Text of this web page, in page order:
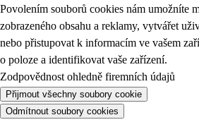
Povolením souborů cookies nám umožníte
zobrazeného obsahu a reklamy, vytvářet
nebo přistupovat k informacím ve vašem
o poloze a identifikovat vaše zařízení.
Zodpovědnost ohledně firemních údajů
Přijmout všechny soubory cookie
Odmítnout soubory cookies